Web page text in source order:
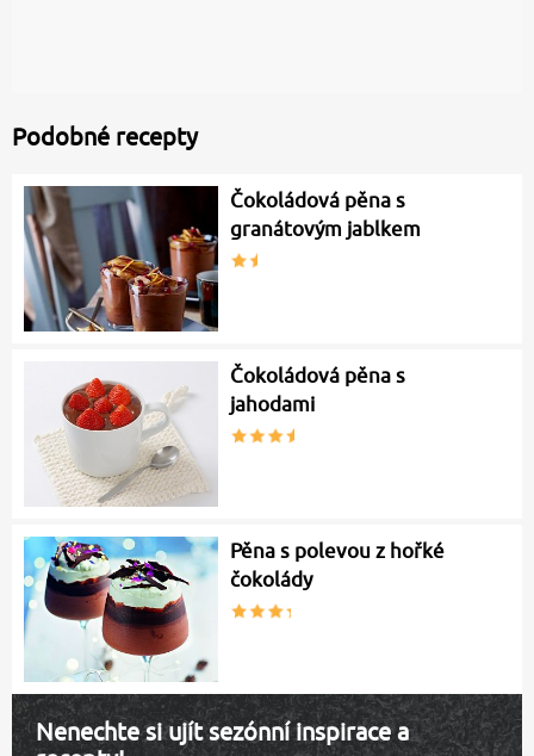
Podobné recepty
Čokoládová pěna s
granátovým jablkem
Čokoládová pěna s
jahodami
Pěna s polevou z hořké
čokolády
Nenechte si ujít sezónní inspirace a